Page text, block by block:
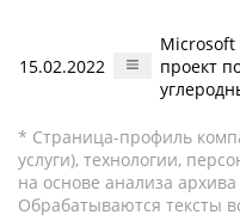
15.02.2022
Microsoft
проект
* Страница-профиль
услуги), технологии,
на основе анализа
Обрабатываются тексты